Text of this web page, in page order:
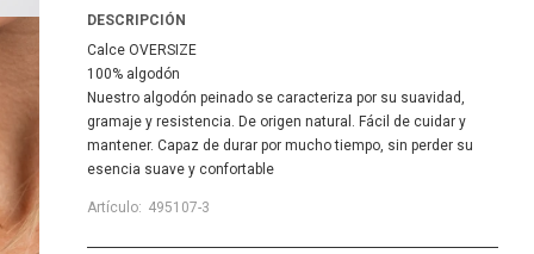
DESCRIPCIÓN
Calce OVERSIZE
100% algodón
Nuestro algodón peinado se caracteriza por su suavidad,
gramaje y resistencia. De origen natural. Fácil de cuidar y
mantener. Capaz de durar por mucho tiempo, sin perder su
esencia suave y confortable
495107-3